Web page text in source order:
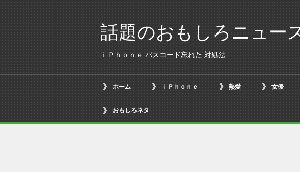
話題のおもしろニュー
ｉＰｈｏｎｅ パスコード忘れた 対処法
ホーム ｉＰｈｏｎｅ 熱愛 女優
おもしろネタ